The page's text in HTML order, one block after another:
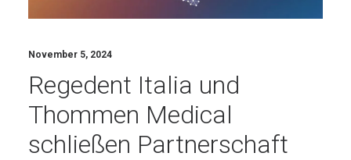
November 5, 2024
Regedent Italia und
Thommen Medical
schließen Partnerschaft